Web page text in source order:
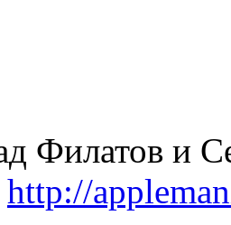
Филатов и
http://